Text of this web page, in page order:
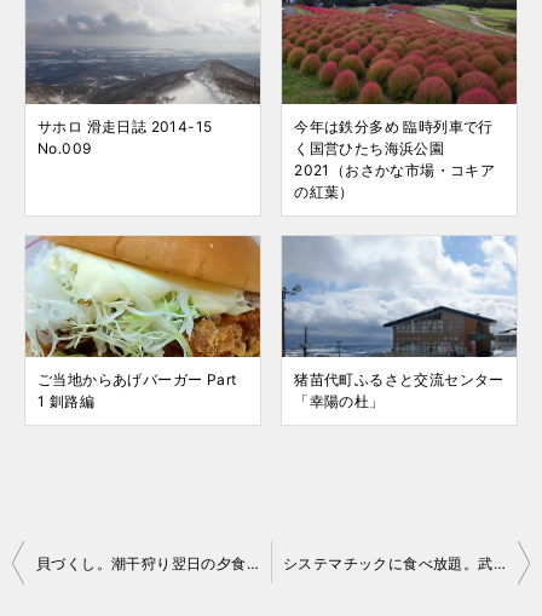
サホロ 滑走日誌 2014-15
No.009
今年は鉄分多め 臨時列車で行
く国営ひたち海浜公園
2021（おさかな市場・コキア
の紅葉）
ご当地からあげバーガー Part
1 釧路編
猪苗代町ふるさと交流センター
「幸陽の杜」
投
貝づくし。潮干狩り翌日の夕食は…… システマチックに食べ放題。武蔵野うどん小麦晴れに行ってきました